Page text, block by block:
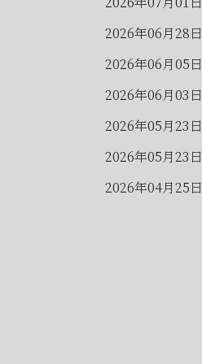
2026年06月28日
2026年06月05日
2026年06月03日
2026年05月23日
2026年05月23日
2026年04月25日